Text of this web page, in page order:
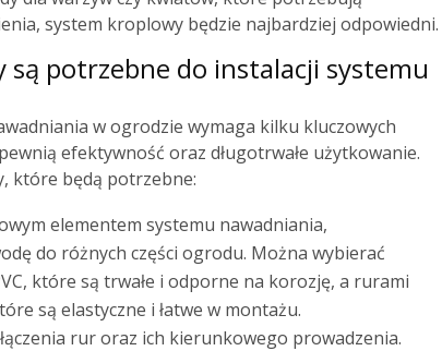
system kroplowy będzie najbardziej odpowiedni.
są potrzebne do instalacji systemu
w ogrodzie wymaga kilku kluczowych
efektywność oraz długotrwałe użytkowanie.
które będą potrzebne:
elementem systemu nawadniania,
do różnych części ogrodu. Można wybierać
które są trwałe i odporne na korozję, a rurami
są elastyczne i łatwe w montażu.
łączenia rur oraz ich kierunkowego prowadzenia.